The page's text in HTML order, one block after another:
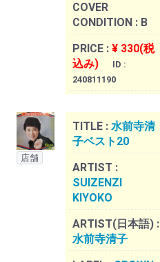
COVER
CONDITION : B
PRICE : ¥ 330(税
込み)
ID :
240811190
店舗
TITLE : 水前寺清
子ベスト20
ARTIST :
SUIZENZI
KIYOKO
ARTIST(日本語) :
水前寺清子